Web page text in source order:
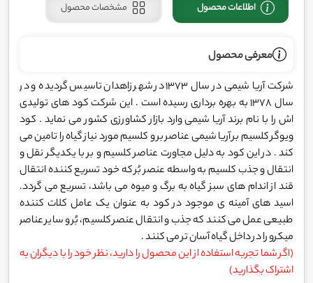
اطلاعات محصول مشخصات محصول
معرفی محصول
شرکت آریا شیمی در سال 1373 در شهر زاهدان تاسیس گردیده و در
سال 1378 به بهره برداری رسیده است . این شرکت کود های تولیدی
اش را با نام برند آریا شیمی وارد بازار کشاورزی کشور می نماید . کود
ویوگر کلسیم بر آریا شیمی عناصر بر و کلسیم مورد نیاز گیاه را تامین می
کند . در این کود به دلیل مجاورت عناصر کلسیم و بر با یکدیگر نقل و
انتقال و جذب کلسیم به واسطه عنصر بُر که خود تسریع کننده انتقال
قند از اندام های سبز گیاه به برگ و میوه می باشد، تسریع می گردد.
اسید های آمینه ی موجود در کود به عنوان یک عامل کلات کننده
طبیعی عمل می کنند که جذب و انتقال عنصر کلسیم، بُر و سایر عناصر
میکرو را در داخل گیاه آسان تر می کنند .
(اگر شما تجربه استفاده از این محصول را دارید، نظر خود را با دیگران به
اشتراک بگذارید)